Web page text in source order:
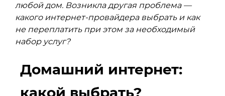
любой дом. Возникла другая проблема —
какого интернет-провайдера выбрать и как
не переплатить при этом за необходимый
набор услуг?
Домашний интернет: